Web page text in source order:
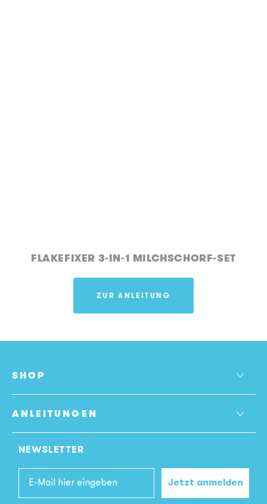
FLAKEFIXER 3-IN-1 MILCHSCHORF-SET
ZUR ANLEITUNG
SHOP
ANLEITUNGEN
NEWSLETTER
Jetzt anmelden